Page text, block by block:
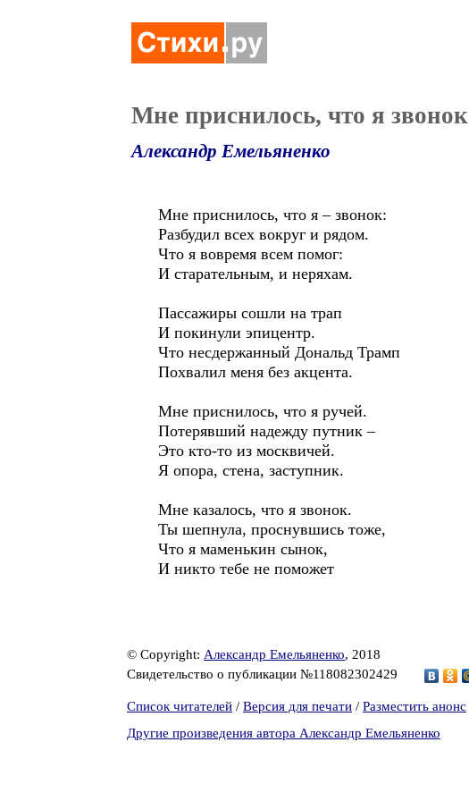
Мне приснилось, что я звонок
Александр Емельяненко
Мне приснилось, что я – звонок:
Разбудил всех вокруг и рядом.
Что я вовремя всем помог:
И старательным, и неряхам.
Пассажиры сошли на трап
И покинули эпицентр.
Что несдержанный Дональд Трамп
Похвалил меня без акцента.
Мне приснилось, что я ручей.
Потерявший надежду путник –
Это кто-то из москвичей.
Я опора, стена, заступник.
Мне казалось, что я звонок.
Ты шепнула, проснувшись тоже,
Что я маменькин сынок,
И никто тебе не поможет
© Copyright: Александр Емельяненко, 2018
Свидетельство о публикации №118082302429
Список читателей / Версия для печати / Разместить анонс
Другие произведения автора Александр Емельяненко